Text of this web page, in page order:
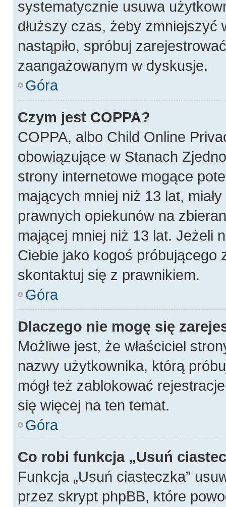
systematycznie usuwa
dłuższy czas, żeby
nastąpiło, spróbuj
zaangażowanym w dyskusje.
Góra
Czym jest COPPA?
COPPA, albo Child Online
obowiązujące w Stanach
strony internetowe mogące
mających mniej niż 13 lat,
prawnych opiekunów na
mającej mniej niż 13 lat. Jeżeli
Ciebie jako kogoś próbującego
skontaktuj się z prawnikiem.
Góra
Dlaczego nie mogę się
Możliwe jest, że właściciel
nazwy użytkownika, którą
mógł też zablokować
się więcej na ten temat.
Góra
Co robi funkcja „Usuń
Funkcja „Usuń ciasteczka”
przez skrypt phpBB, które